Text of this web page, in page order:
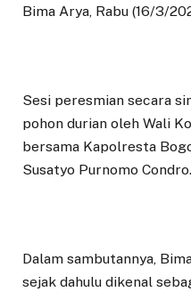
Bima Arya, Rabu (16/3/
Sesi peresmian secara
pohon durian oleh Wali
bersama Kapolresta
Susatyo Purnomo Condro.
Dalam sambutannya,
sejak dahulu dikenal